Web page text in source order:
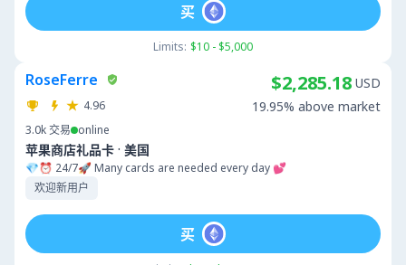
Limits: $10 - $5,000
买
RoseFerre
4.96
3.0k交易 online
苹果商店礼品卡 · 美国
💎⏰ 24/7🚀 Many cards are needed every day 💕
欢迎新用户
$2,285.18 USD
19.95% above market
买